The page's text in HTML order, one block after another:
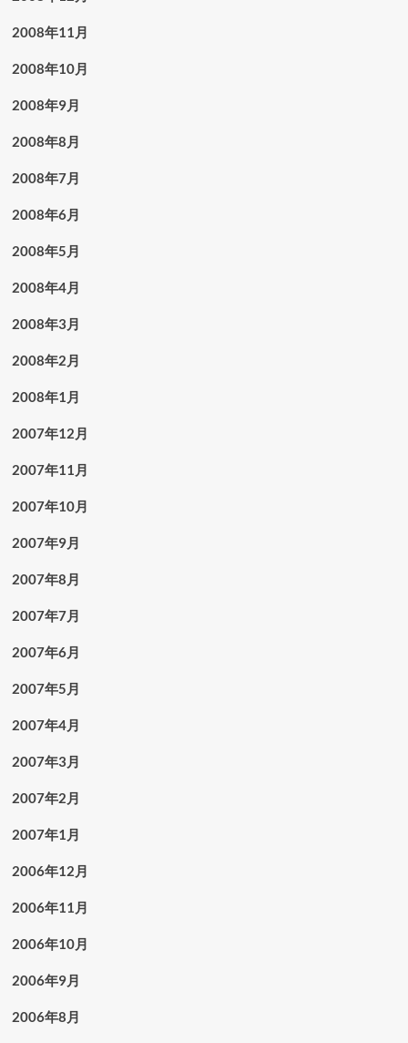
2008年11月
2008年10月
2008年9月
2008年8月
2008年7月
2008年6月
2008年5月
2008年4月
2008年3月
2008年2月
2008年1月
2007年12月
2007年11月
2007年10月
2007年9月
2007年8月
2007年7月
2007年6月
2007年5月
2007年4月
2007年3月
2007年2月
2007年1月
2006年12月
2006年11月
2006年10月
2006年9月
2006年8月